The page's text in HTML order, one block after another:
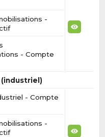
-
- Compte
- Compte
-